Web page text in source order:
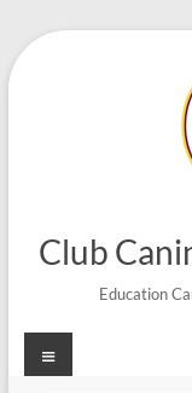
Aller
au
Club
Education
Menu